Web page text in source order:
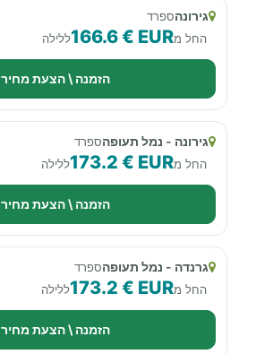
גירונהספרד
החל מ166.6 € EURללילה
הזמנה \ הצעת מחיר
גירונה - נמל תעופהספרד
החל מ173.2 € EURללילה
הזמנה \ הצעת מחיר
גרנדה - נמל תעופהספרד
החל מ173.2 € EURללילה
הזמנה \ הצעת מחיר